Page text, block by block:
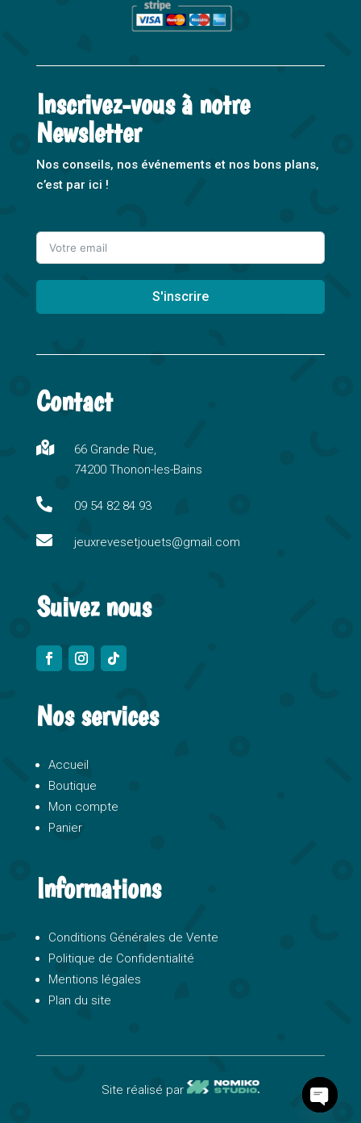
Inscrivez-vous à notre
Newsletter
Nos conseils, nos événements et nos bons plans,
c’est par ici !
S'inscrire
l
e
n
a
i
e
Contact

66 Grande Rue,
74200 Thonon-les-Bains
 09 54 82 84 93
 jeuxrevesetjouets@gmail.com
Suivez nous
Nos services
Accueil
Boutique
Mon compte
Panier
Informations
Conditions Générales de Vente
Politique de Confidentialité
Mentions légales
Plan du site
Site réalisé par
O
p
e
n
c
h
a
t